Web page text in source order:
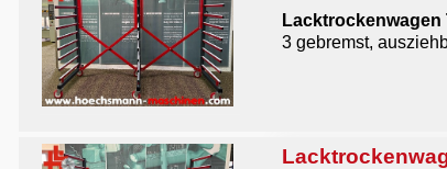
Lacktrockenwagen
3 gebremst,